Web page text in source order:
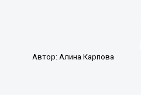
Автор: Алина Карпова